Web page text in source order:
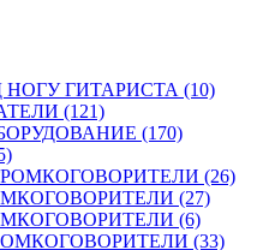
ГИТАРИСТА (10)
(121)
(170)
(26)
(27)
(6)
(33)